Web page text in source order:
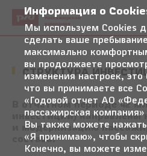
Федеральная
пассажирская
СТРУКТУРА
В отчетном периоде 42
инвестиций) направлены
и модернизацию
состава:
Информация о
Мы используем Cookies
сделать ваше
максимально
вы продолжаете
изменения настроек, это
что вы принимаете все
«Годовой отчет АО
пассажирская компания»
Вы также можете нажать
«Я принимаю», чтобы
Конечно, вы можете